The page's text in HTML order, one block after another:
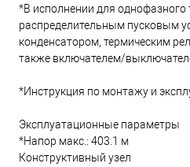
*В исполнении для однофазного
распределительным пусковым
конденсатором, термическим
также включателем/
*Инструкция по монтажу и
Эксплуатационные параметры
*Напор макс.: 403.1 м
Конструктивный узел